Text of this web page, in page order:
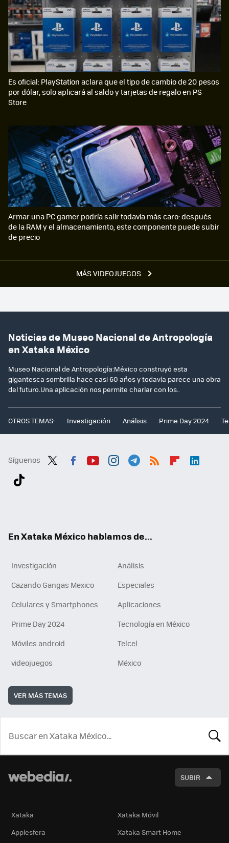
MÁS VIDEOJUEGOS
Es oficial: PlayStation aclara que el tipo de cambio de 20 pesos
por dólar, solo aplicará al saldo y tarjetas de regalo en PS
Store
Armar una PC gamer podría salir todavía más caro: después
de la RAM y el almacenamiento, este componente puede subir
de precio
Noticias de Museo Nacional de Antropología
en Xataka México
Museo Nacional de Antropología:México construyó esta
gigantesca sombrilla hace casi 60 años y todavía parece una obra
del futuro.Una aplicación nos permite charlar con los..
OTROS TEMAS: Investigación Análisis Prime Day 2024
Síguenos
En Xataka México hablamos de...
Investigación
Análisis
Cazando Gangas Mexico
Especiales
Celulares y Smartphones
Aplicaciones
Prime Day 2024
Tecnología en México
Móviles android
Telcel
videojuegos
México
VER MÁS TEMAS
SUBIR
Xataka
Xataka Móvil
Applesfera
Xataka Smart Home